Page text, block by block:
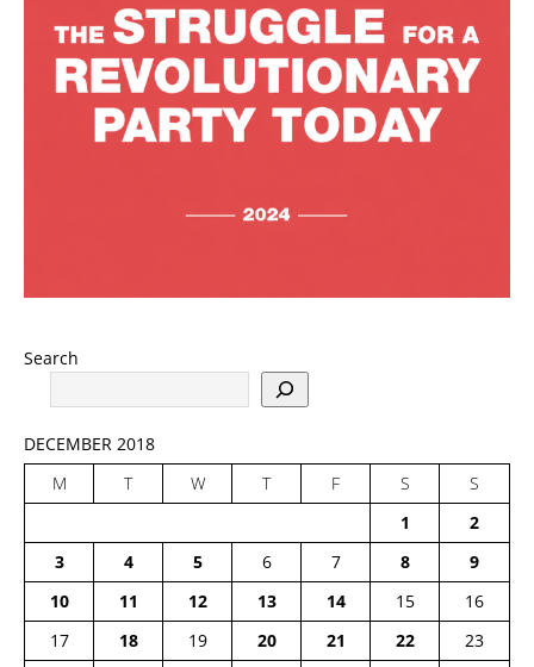
Search
DECEMBER 2018
M
T W T F S
S
1
2
3
4 5 6 7 8
9
10
11 12 13 14 15
16
17
18 19 20 21 22
23